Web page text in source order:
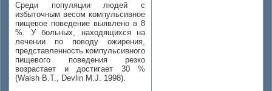
Среди популяции людей с
избыточным весом компульсивное
пищевое поведение выявлено в 8
%. У больных, находящихся на
лечении по поводу ожирения,
представленность компульсивного
пищевого поведения резко
возрастает и достигает 30 %
(Walsh B.T., Devlin M.J. 1998).